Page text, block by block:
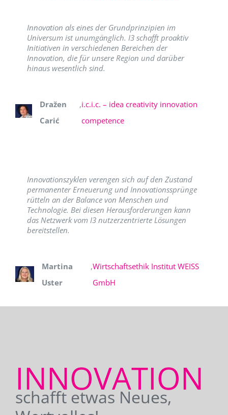
Innovation als eines der Grundprinzipien im
Universum ist unumgänglich. I3 schafft proaktiv
Initiativen in verschiedenen Bereichen der
Innovation, die für unsere Region und darüber
hinaus wesentlich sind.
Dražen
Carić
,i.c.i.c. – idea creativity innovation
competence
Innovationszyklen verengen sich auf den Zustand
permanenter Erneuerung und Innovationssprünge
rütteln an der Balance von Menschen und
Technologie. Bei diesen Herausforderungen kann
das Netzwerk vom I3 nutzerzentrierte Lösungen
bereitstellen.
Martina
Uster
,Wirtschaftsethik Institut WEISS
GmbH
INNOVATION
schafft etwas Neues,